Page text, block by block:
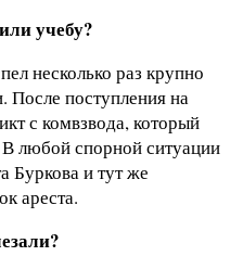
учебу?
несколько раз крупно
После поступления на
с комвзвода, который
любой спорной ситуации
Буркова и тут же
ареста.